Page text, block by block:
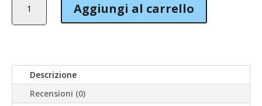
MASSAGGIO
quantità
Aggiungi al carrello
Descrizione
Recensioni (0)